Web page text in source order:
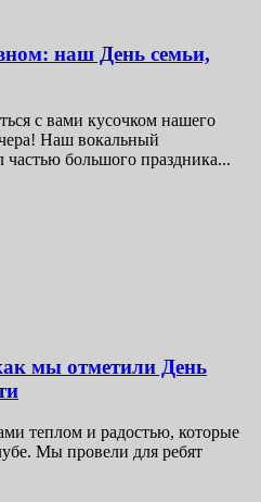
наш День семьи,
с вами кусочком нашего
Наш вокальный
частью большого праздника...
мы отметили День
теплом и радостью, которые
Мы провели для ребят